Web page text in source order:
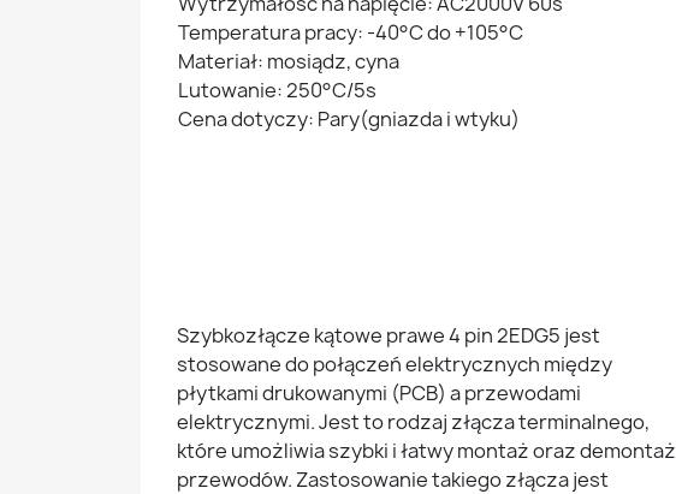
Temperatura pracy: -40°C do +105°C
Materiał: mosiądz, cyna
Lutowanie: 250°C/5s
Cena dotyczy: Pary(gniazda i wtyku)
Szybkozłącze kątowe prawe 4 pin 2EDG5 jest
stosowane do połączeń elektrycznych między
płytkami drukowanymi (PCB) a przewodami
elektrycznymi. Jest to rodzaj złącza terminalnego,
które umożliwia szybki i łatwy montaż oraz demontaż
przewodów. Zastosowanie takiego złącza jest